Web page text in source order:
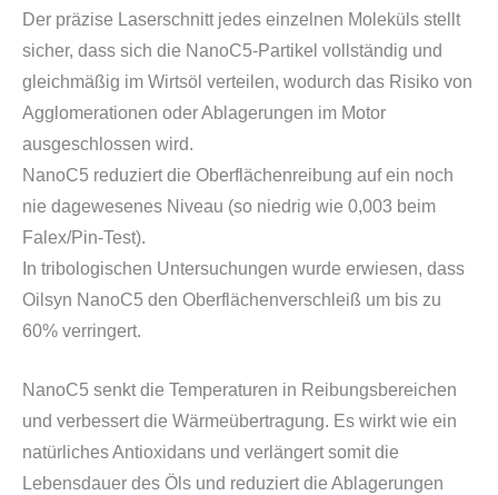
Der präzise Laserschnitt jedes einzelnen Moleküls stellt
sicher, dass sich die NanoC5-Partikel vollständig und
gleichmäßig im Wirtsöl verteilen, wodurch das Risiko von
Agglomerationen oder Ablagerungen im Motor
ausgeschlossen wird.
NanoC5 reduziert die Oberflächenreibung auf ein noch
nie dagewesenes Niveau (so niedrig wie 0,003 beim
Falex/Pin-Test).
In tribologischen Untersuchungen wurde erwiesen, dass
Oilsyn NanoC5 den Oberflächenverschleiß um bis zu
60% verringert.
NanoC5 senkt die Temperaturen in Reibungsbereichen
und verbessert die Wärmeübertragung. Es wirkt wie ein
natürliches Antioxidans und verlängert somit die
Lebensdauer des Öls und reduziert die Ablagerungen